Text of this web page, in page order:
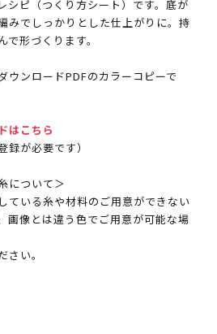
シピ（つくり方シート）です。底が
みでしっかりとした仕上がりに。持
形づくります。
ウンロードPDFのカラーコピーで
はこちら
録が必要です）
について＞
ている糸や材料のご用意ができない
画像とは違う色でご用意が可能な場
い。